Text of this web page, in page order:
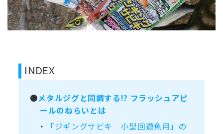
INDEX
●メタルジグと同調する!? フラッシュアピ
ールのねらいとは
・
「ジギングサビキ 小型回遊魚用」の